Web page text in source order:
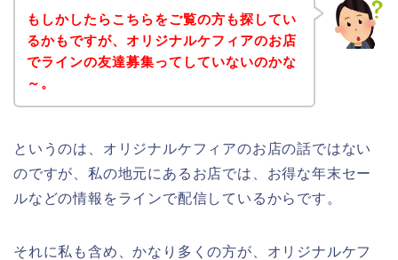
もしかしたらこちらをご覧の方も探してい
るかもですが、オリジナルケフィアのお店
でラインの友達募集ってしていないのかな
～。
というのは、オリジナルケフィアのお店の話ではない
のですが、私の地元にあるお店では、お得な年末セー
ルなどの情報をラインで配信しているからです。
それに私も含め、かなり多くの方が、オリジナルケフ